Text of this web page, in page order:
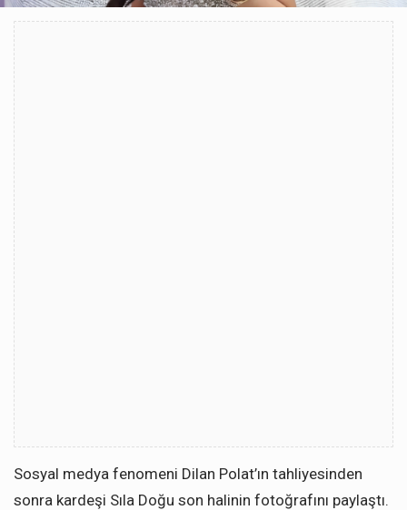
Sosyal medya fenomeni Dilan Polat’ın tahliyesinden
sonra kardeşi Sıla Doğu son halinin fotoğrafını paylaştı.